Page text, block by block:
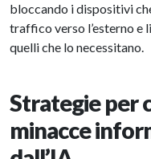
bloccando i dispositivi
traffico verso l’esterno e
quelli che lo necessitano.
Strategie per
minacce